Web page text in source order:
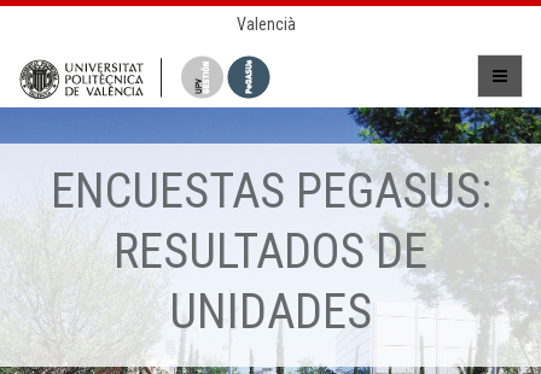
Valencià
ENCUESTAS PEGASUS:
RESULTADOS DE
UNIDADES